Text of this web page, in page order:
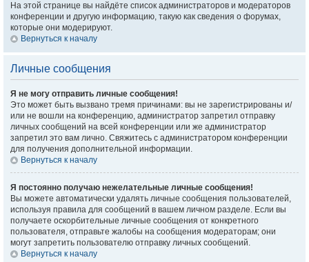
На этой странице вы найдёте список администраторов и модераторов
конференции и другую информацию, такую как сведения о форумах,
которые они модерируют.
Вернуться к началу
Личные сообщения
Я не могу отправить личные сообщения!
Это может быть вызвано тремя причинами: вы не зарегистрированы и/
или не вошли на конференцию, администратор запретил отправку
личных сообщений на всей конференции или же администратор
запретил это вам лично. Свяжитесь с администратором конференции
для получения дополнительной информации.
Вернуться к началу
Я постоянно получаю нежелательные личные сообщения!
Вы можете автоматически удалять личные сообщения пользователей,
используя правила для сообщений в вашем личном разделе. Если вы
получаете оскорбительные личные сообщения от конкретного
пользователя, отправьте жалобы на сообщения модераторам; они
могут запретить пользователю отправку личных сообщений.
Вернуться к началу